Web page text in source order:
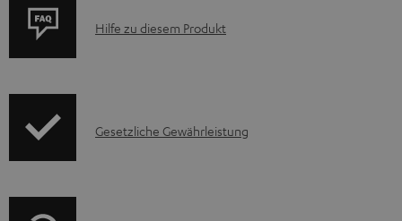
P
u
Hilfe zu diesem Produkt
IGesetzliche Gewährleistung